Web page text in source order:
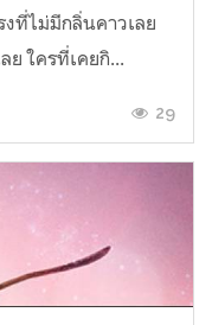
ที่ไม่มีกลิ่นคาวเลย
ใครที่เคยกิ...
29